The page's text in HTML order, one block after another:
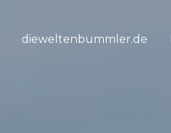
dieweltenbummler.de